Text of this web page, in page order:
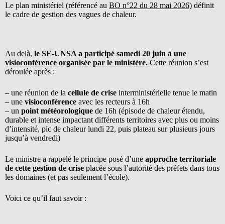
Le plan ministériel (référencé au BO n°22 du 28 mai 2026) définit
le cadre de gestion des vagues de chaleur.
Au delà, le SE-UNSA a participé samedi 20 juin à une
visioconférence organisée par le ministère. Cette réunion s’est
déroulée après :
– une réunion de la cellule de crise interministérielle tenue le matin
– une visioconférence avec les recteurs à 16h
– un point météorologique de 16h (épisode de chaleur étendu,
durable et intense impactant différents territoires avec plus ou moins
d’intensité, pic de chaleur lundi 22, puis plateau sur plusieurs jours
jusqu’à vendredi)
Le ministre a rappelé le principe posé d’une approche territoriale
de cette gestion de crise placée sous l’autorité des préfets dans tous
les domaines (et pas seulement l’école).
Voici ce qu’il faut savoir :